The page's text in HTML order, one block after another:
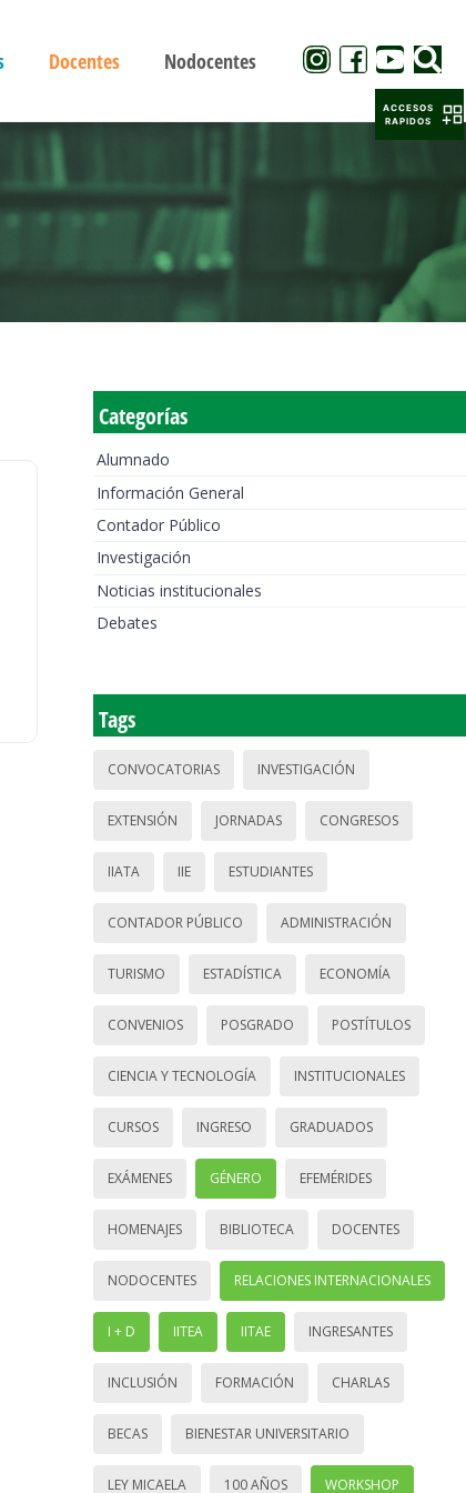
Docentes Nodocentes
Categorías
Alumnado
Información General
Contador Público
Investigación
Noticias institucionales
Debates
Tags
CONVOCATORIAS INVESTIGACIÓN
EXTENSIÓN JORNADAS CONGRESOS
IIATA IIE ESTUDIANTES
CONTADOR PÚBLICO ADMINISTRACIÓN
TURISMO ESTADÍSTICA ECONOMÍA
CONVENIOS POSGRADO POSTÍTULOS
CIENCIA Y TECNOLOGÍA INSTITUCIONALES
CURSOS INGRESO GRADUADOS
EXÁMENES GÉNERO EFEMÉRIDES
HOMENAJES BIBLIOTECA DOCENTES
NODOCENTES RELACIONES INTERNACIONALES
I + D IITEA IITAE INGRESANTES
INCLUSIÓN FORMACIÓN CHARLAS
BECAS BIENESTAR UNIVERSITARIO
LEY MICAELA 100 AÑOS WORKSHOP
ACCESOS
RAPIDOS